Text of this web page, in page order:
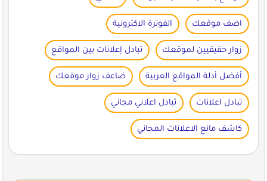
اضف موقعك الفوترة الاكترونية
زوار حقيقيين لموقعك تبادل إعلانات بين المواقع
أفضل أدلة المواقع العربية ضاعف زوار موقعك
تبادل اعلانات تبادل اعلاني مجاني
كاشف مانع الاعلانات المجاني